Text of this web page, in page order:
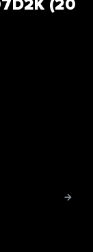
(20